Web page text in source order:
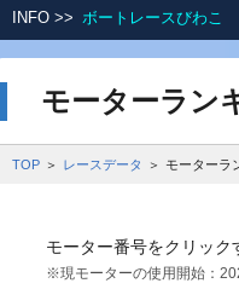
シリーズインデックス
レース展望
ボートデータ
開催日程
開催日程（年間）
交通ガイド
施設ガイド
ボートレースびわこを知る
特設バックナンバー
淡海ポイント倶楽部
INFO >> ボートレースびわこ
モーターラン
TOP レースデータ モーターラ
モーター番号をクリッ
※現モーターの使用開始：